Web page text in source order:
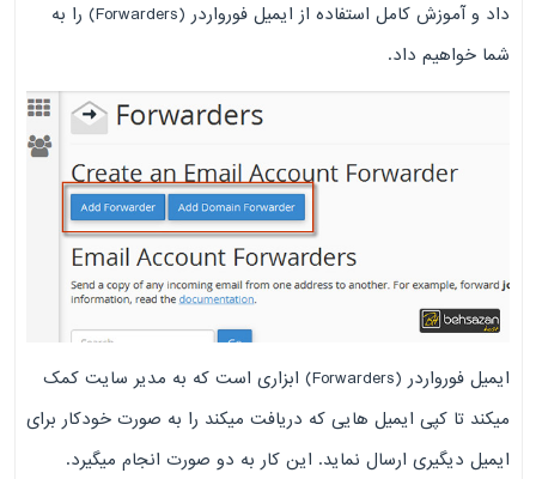
داد و آموزش کامل استفاده از ایمیل فورواردر (Forwarders) را به
شما خواهیم داد.
ایمیل فورواردر (Forwarders) ابزاری است که به مدیر سایت کمک
میکند تا کپی ایمیل هایی که دریافت میکند را به صورت خودکار برای
ایمیل دیگیری ارسال نماید. این کار به دو صورت انجام میگیرد.